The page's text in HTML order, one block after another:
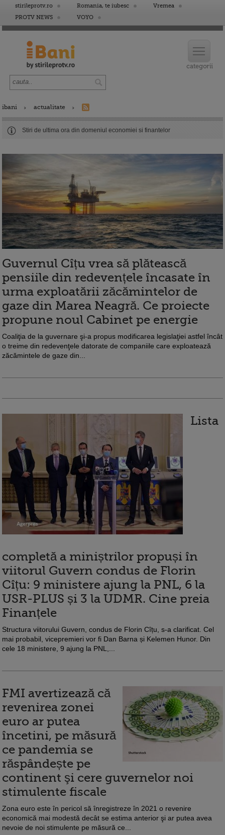
stirileprotv.ro Romania, te iubesc
Vremea
PROTV NEWS
VOYO
ibani actualitate
Stiri de ultima ora din domeniul economiei si finantelor
Guvernul Cîțu vrea să plătească
pensiile din redevențele încasate în
urma exploatării zăcămintelor de
gaze din Marea Neagră. Ce proiecte
propune noul Cabinet pe energie
Coaliţia de la guvernare şi-a propus modificarea legislaţiei astfel încât
o treime din redevenţele datorate de companiile care exploatează
zăcămintele de gaze din...
Lista
completă a miniștrilor propuși în
viitorul Guvern condus de Florin
Cîțu: 9 ministere ajung la PNL, 6 la
USR-PLUS și 3 la UDMR. Cine preia
Finanțele
Structura viitorului Guvern, condus de Florin Cîțu, s-a clarificat. Cel
mai probabil, vicepremieri vor fi Dan Barna și Kelemen Hunor. Din
cele 18 ministere, 9 ajung la PNL,...
FMI avertizează că
revenirea zonei
euro ar putea
încetini, pe măsură
ce pandemia se
răspândește pe
continent şi cere guvernelor noi
stimulente fiscale
Zona euro este în pericol să înregistreze în 2021 o revenire
economică mai modestă decât se estima anterior şi ar putea avea
nevoie de noi stimulente pe măsură ce...